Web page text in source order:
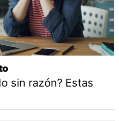
sin razón? Estas